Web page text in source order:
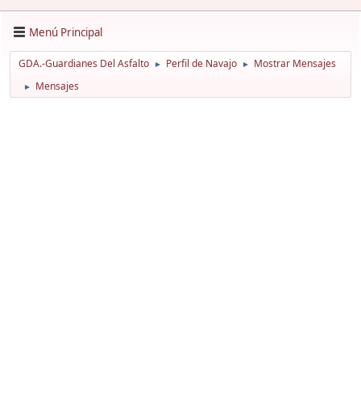
Menú Principal
GDA.-Guardianes Del Asfalto ► Perfil de Navajo ► Mostrar Mensajes
► Mensajes